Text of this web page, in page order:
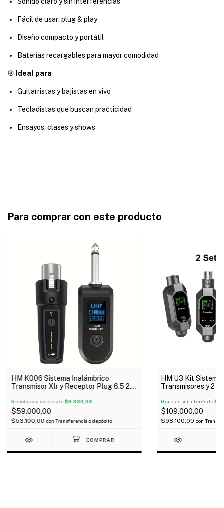
Fácil de usar: plug & play
Diseño compacto y portátil
Baterías recargables para mayor comodidad
🎯 Ideal para
Guitarristas y bajistas en vivo
Tecladistas que buscan practicidad
Ensayos, clases y shows
Para comprar con este producto
HM K006 Sistema Inalámbrico
Transmisor Xlr y Receptor Plug 6.5 2.4
6cuotas sin interés de$9.833,33
$59.000,00
$53.100,00con Transferencia o depósito
HM U3 Kit
Transmisores y 2
6 cuotas sin interés de
$109.000,00
$98.100,00 con